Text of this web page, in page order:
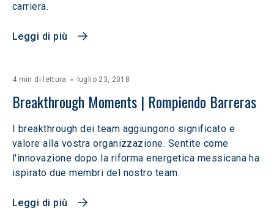
carriera.
Leggi di più
4 min di lettura luglio 23, 2018
Breakthrough Moments | Rompiendo Barreras
I breakthrough dei team aggiungono significato e
valore alla vostra organizzazione. Sentite come
l'innovazione dopo la riforma energetica messicana ha
ispirato due membri del nostro team.
Leggi di più